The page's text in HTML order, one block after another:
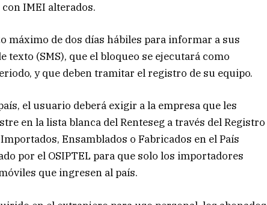
IMEI alterados.
máximo de dos días hábiles para informar a sus
texto (SMS), que el bloqueo se ejecutará como
y que deben tramitar el registro de su equipo.
el usuario deberá exigir a la empresa que les
en la lista blanca del Renteseg a través del Registro
Ensamblados o Fabricados en el País
por el OSIPTEL para que solo los importadores
que ingresen al país.